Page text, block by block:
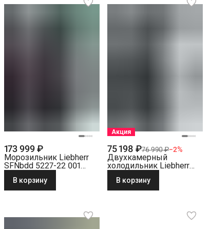
173 999 ₽
Морозильник Liebherr
SFNbdd 5227-22 001
сталь
В корзину
Акция
75 198 ₽76 990 ₽−2%
Двухкамерный
холодильник Liebherr
серебристый
В корзину